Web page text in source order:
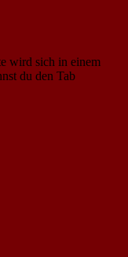
wird sich in einem
du den Tab